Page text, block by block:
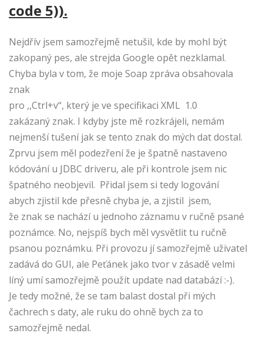
code 5)).
Nejdřív jsem samozřejmě netušil, kde by mohl být
zakopaný pes, ale strejda Google opět nezklamal.
Chyba byla v tom, že moje Soap zpráva obsahovala
znak
pro ,,Ctrl+v“, který je ve specifikaci XML 1.0
zakázaný znak. I kdyby jste mě rozkrájeli, nemám
nejmenší tušení jak se tento znak do mých dat dostal.
Zprvu jsem měl podezření že je špatně nastaveno
kódování u JDBC driveru, ale při kontrole jsem nic
špatného neobjevil. Přidal jsem si tedy logování
abych zjistil kde přesně chyba je, a zjistil jsem,
že znak se nachází u jednoho záznamu v ručně psané
poznámce. No, nejspíš bych měl vysvětlit tu ručně
psanou poznámku. Při provozu jí samozřejmě uživatel
zadává do GUI, ale Peťánek jako tvor v zásadě velmi
líný umí samozřejmě použít update nad databází :-).
Je tedy možné, že se tam balast dostal při mých
čachrech s daty, ale ruku do ohně bych za to
samozřejmě nedal.